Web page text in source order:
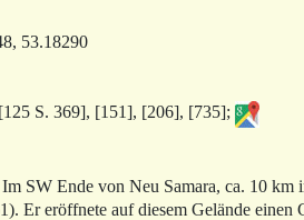
53.18290
[125 S. 369], [151], [206], [735];
Im SW Ende von Neu Samara, ca. 10
Er eröffnete auf diesem Gelände einen